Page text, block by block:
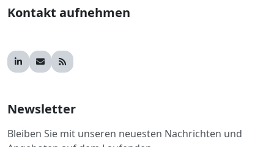
Kontakt aufnehmen
Newsletter
Bleiben Sie mit unseren neuesten Nachrichten und